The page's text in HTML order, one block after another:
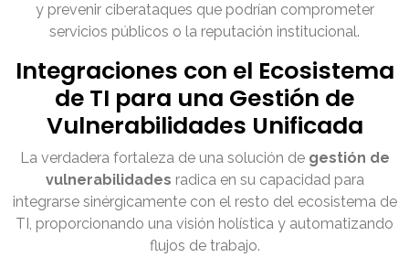
y prevenir ciberataques que podrían comprometer
servicios públicos o la reputación institucional.
Integraciones con el Ecosistema
de TI para una Gestión de
Vulnerabilidades Unificada
La verdadera fortaleza de una solución de gestión de
vulnerabilidades radica en su capacidad para
integrarse sinérgicamente con el resto del ecosistema de
TI, proporcionando una visión holística y automatizando
flujos de trabajo.